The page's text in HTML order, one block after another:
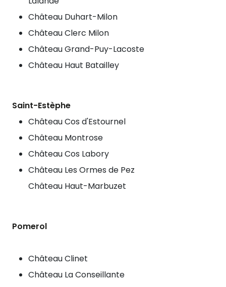
Château Duhart-Milon
Château Clerc Milon
Château Grand-Puy-Lacoste
Château Haut Batailley
Saint-Estèphe
Château Cos d'Estournel
Château Montrose
Château Cos Labory
Château Les Ormes de Pez
Château Haut-Marbuzet
Pomerol
Château Clinet
Château La Conseillante